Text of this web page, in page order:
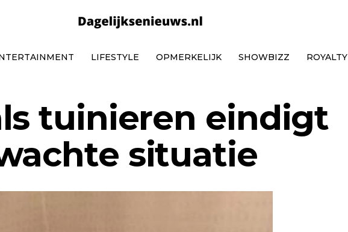
LIFESTYLE OPMERKELIJK SHOWBIZZ ROYALTY
tuinieren eindigt
situatie